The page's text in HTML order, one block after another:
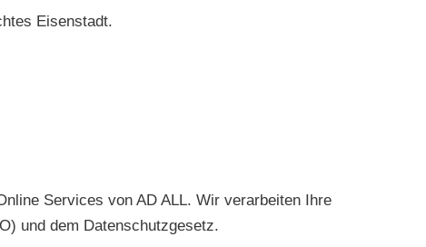
Eisenstadt.
Services von AD ALL. Wir verarbeiten Ihre
und dem Datenschutzgesetz.